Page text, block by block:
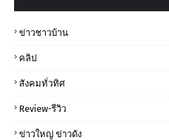
ข่าวชาวบ้าน
คลิป
สังคมทั่วทิศ
Review-รีวิว
ข่าวใหญ่ ข่าวดัง